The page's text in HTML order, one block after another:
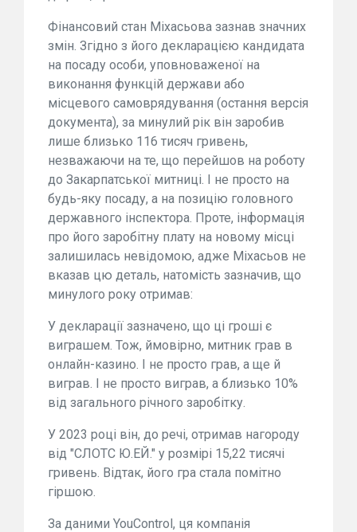
Фінансовий стан Міхасьова зазнав значних
змін. Згідно з його декларацією кандидата
на посаду особи, уповноваженої на
виконання функцій держави або
місцевого самоврядування (остання версія
документа), за минулий рік він заробив
лише близько 116 тисяч гривень,
незважаючи на те, що перейшов на роботу
до Закарпатської митниці. І не просто на
будь-яку посаду, а на позицію головного
державного інспектора. Проте, інформація
про його заробітну плату на новому місці
залишилась невідомою, адже Міхасьов не
вказав цю деталь, натомість зазначив, що
минулого року отримав:
У декларації зазначено, що ці гроші є
виграшем. Тож, ймовірно, митник грав в
онлайн-казино. І не просто грав, а ще й
виграв. І не просто виграв, а близько 10%
від загального річного заробітку.
У 2023 році він, до речі, отримав нагороду
від "СЛОТС Ю.ЕЙ." у розмірі 15,22 тисячі
гривень. Відтак, його гра стала помітно
гіршою.
За даними YouControl, ця компанія